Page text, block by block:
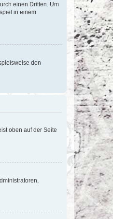
einen Dritten. Um
in einem
den
oben auf der Seite